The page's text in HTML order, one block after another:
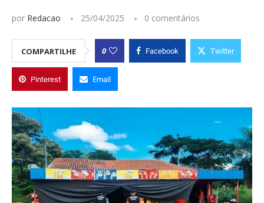
por Redacao 25/04/2025 0 comentários
COMPARTILHE 0 Facebook Twitter
Pinterest Email